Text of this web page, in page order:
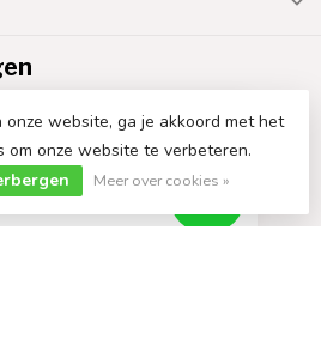
9.4
website, ga je akkoord met het
om onze website te verbeteren.
Meer over cookies »